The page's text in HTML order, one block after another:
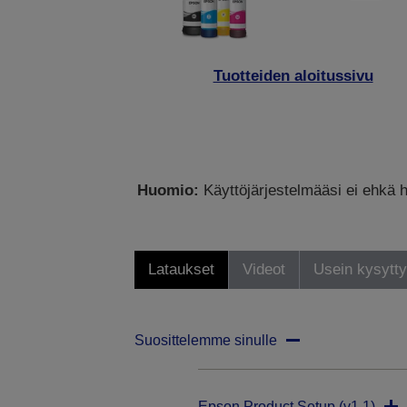
Tuotteiden aloitussivu
Huomio: Käyttöjärjestelmääsi ei ehkä
Lataukset Videot Usein
Suosittelemme sinulle